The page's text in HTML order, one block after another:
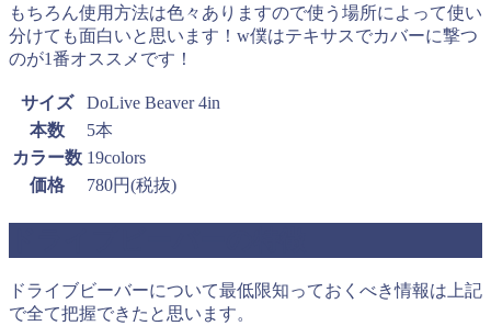
もちろん使用方法は色々ありますので使う場所によって使い
分けても面白いと思います！w僕はテキサスでカバーに撃つ
のが1番オススメです！
サイズ
DoLive Beaver 4in
本数
5本
カラー数 19colors
価格
780円(税抜)
ドライブビーバーについて最低限知っておくべき情報は上記
で全て把握できたと思います。